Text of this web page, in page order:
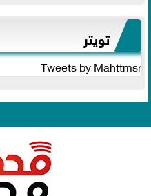
تويتر
Tweets by Mahttmsr